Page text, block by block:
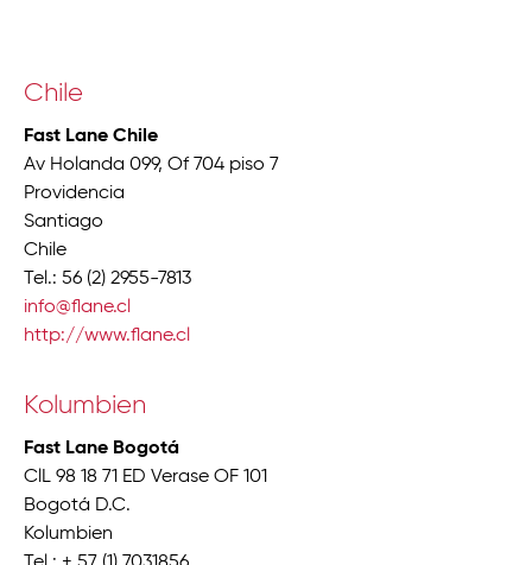
Chile
Fast Lane Chile
Av Holanda 099, Of 704 piso 7
Providencia
Santiago
Chile
Tel.: 56 (2) 2955-7813
info@flane.cl
http://www.flane.cl
Kolumbien
Fast Lane Bogotá
ClL 98 18 71 ED Verase OF 101
Bogotá D.C.
Kolumbien